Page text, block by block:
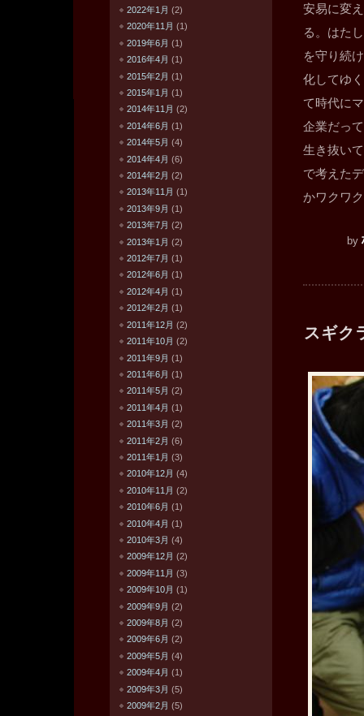
安易に変
る。はた
を守り続
化してゆ
て時代に
企業だっ
生き抜い
で考えた
かワクワ
by
スギク
2022年1月 (2)
2020年11月 (1)
2019年6月 (1)
2016年4月 (1)
2015年2月 (1)
2015年1月 (1)
2014年11月 (2)
2014年6月 (1)
2014年5月 (4)
2014年4月 (6)
2014年2月 (2)
2013年11月 (1)
2013年9月 (1)
2013年7月 (2)
2013年1月 (2)
2012年7月 (1)
2012年6月 (1)
2012年4月 (1)
2012年2月 (1)
2011年12月 (2)
2011年10月 (2)
2011年9月 (1)
2011年6月 (1)
2011年5月 (2)
2011年4月 (1)
2011年3月 (2)
2011年2月 (6)
2011年1月 (3)
2010年12月 (4)
2010年11月 (2)
2010年6月 (1)
2010年4月 (1)
2010年3月 (4)
2009年12月 (2)
2009年11月 (3)
2009年10月 (1)
2009年9月 (2)
2009年8月 (2)
2009年6月 (2)
2009年5月 (4)
2009年4月 (1)
2009年3月 (5)
2009年2月 (5)